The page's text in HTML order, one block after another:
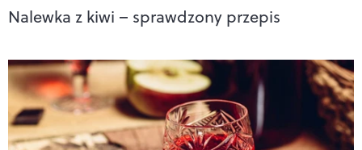
Nalewka z kiwi – sprawdzony przepis